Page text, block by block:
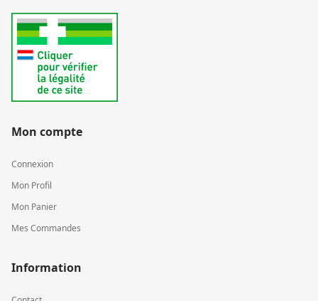
Mon compte
Connexion
Mon Profil
Mon Panier
Mes Commandes
Information